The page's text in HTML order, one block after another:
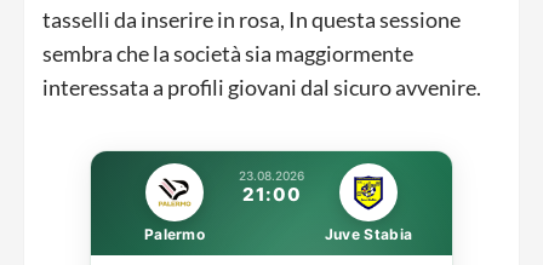
tasselli da inserire in rosa, In questa sessione
sembra che la società sia maggiormente
interessata a profili giovani dal sicuro avvenire.
23.08.2026
21:00
Palermo Juve Stabia